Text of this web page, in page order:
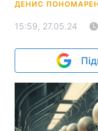
ДЕНИС
15:59, 27.05.24